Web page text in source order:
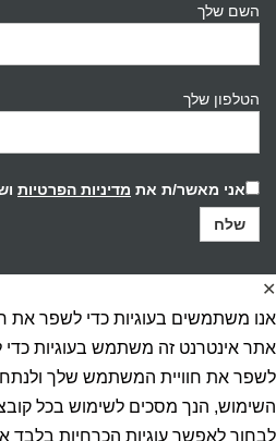
השם שלך
הטלפון שלך
אני מאשר/ת את מדיניות הפרטיות
✕
אנו משתמשים בעוגיות כדי לשפר את
אתר אינטרנט זה משתמש בעוגיות כדי
לשפר את חוויית המשתמש שלך
השימוש, הנך מסכים לשימוש בכל
לבחור לאפשר עוגיות הכרחיות בלבד